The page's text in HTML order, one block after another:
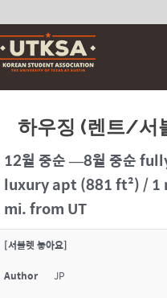
Skip
to
content
하우징 (렌트/서
12월 중순 —8월 중순
luxury apt (881 ft²) /
mi. from UT
[서블렛 놓아요]
Author JP